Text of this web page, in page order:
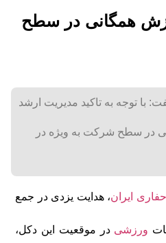
همگانی در سطح
توجه به تاکید مدیریت ارشد
در سطح شرکت به ویژه در
ایران، هدایت یزدی در جمع
ورزشی در موقعیت این دکل،